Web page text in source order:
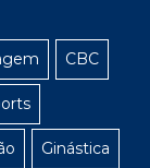
CBC
Ginástica